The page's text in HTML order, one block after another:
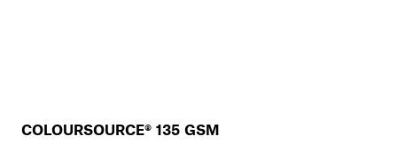
COLOURSOURCE® 135 GSM